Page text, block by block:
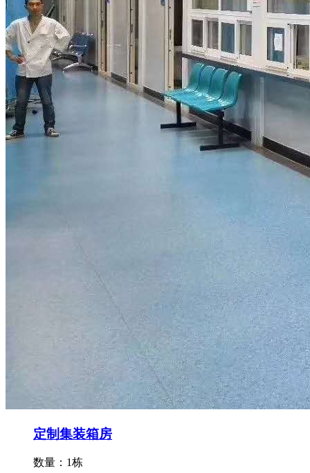
定制集装箱房
数量：1栋